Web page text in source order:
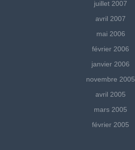
juillet 2007
avril 2007
mai 2006
février 2006
janvier 2006
novembre 2005
avril 2005
mars 2005
février 2005